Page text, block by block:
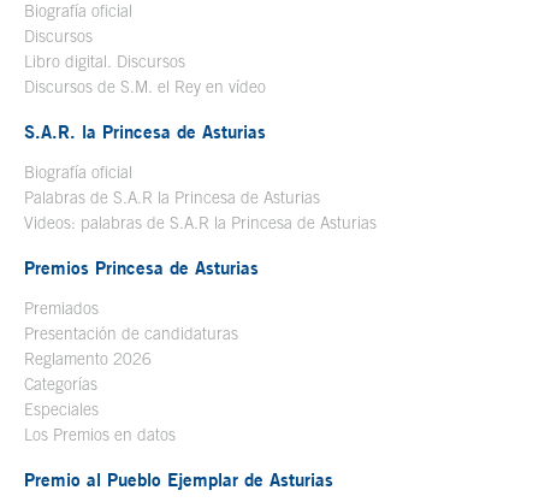
Biografía oficial
Discursos
Libro digital. Discursos
Discursos de S.M. el Rey en vídeo
S.A.R. la Princesa de Asturias
Biografía oficial
Palabras de S.A.R la Princesa de Asturias
Videos: palabras de S.A.R la Princesa de Asturias
Premios Princesa de Asturias
Premiados
Presentación de candidaturas
Reglamento 2026
Categorías
Especiales
Los Premios en datos
Premio al Pueblo Ejemplar de Asturias